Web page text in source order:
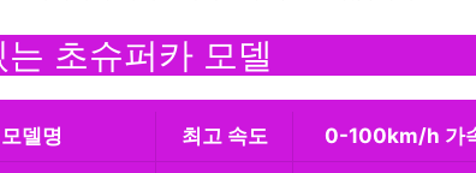
초슈퍼카 모델
모델명 최고 속도 0-100km/h 가